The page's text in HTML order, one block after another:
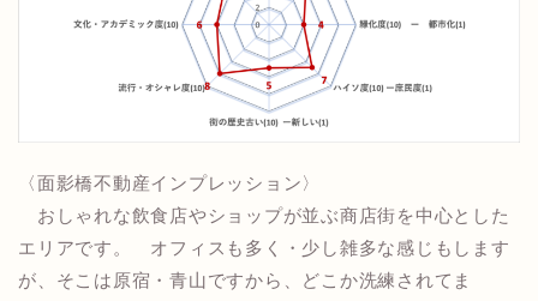
〈面影橋不動産インプレッション〉
おしゃれな飲食店やショップが並ぶ商店街を中心とした
エリアです。 オフィスも多く・少し雑多な感じもします
が、そこは原宿・青山ですから、どこか洗練されてま